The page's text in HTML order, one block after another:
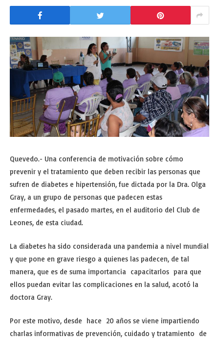
Quevedo.- Una conferencia de motivación sobre cómo
prevenir y el tratamiento que deben recibir las personas que
sufren de diabetes e hipertensión, fue dictada por la Dra. Olga
Gray, a un grupo de personas que padecen estas
enfermedades, el pasado martes, en el auditorio del Club de
Leones, de esta ciudad.
La diabetes ha sido considerada una pandemia a nivel mundial
y que pone en grave riesgo a quienes las padecen, de tal
manera, que es de suma importancia capacitarlos para que
ellos puedan evitar las complicaciones en la salud, acotó la
doctora Gray.
Por este motivo, desde hace 20 años se viene impartiendo
charlas informativas de prevención, cuidado y tratamiento de